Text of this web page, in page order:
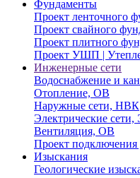
Фундаменты
Проект ленточного
Проект свайного
Проект плитного
Проект УШП |
Инженерные сети
Водоснабжение и
Отопление, ОВ
Наружные сети, НВК
Электрические сети,
Вентиляция, ОВ
Проект подключения
Изыскания
Геологические